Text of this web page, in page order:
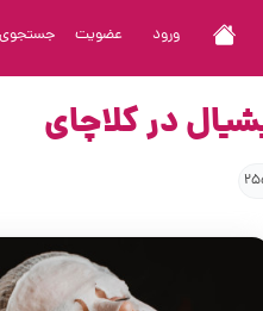
ورود عضویت
در کلاچای